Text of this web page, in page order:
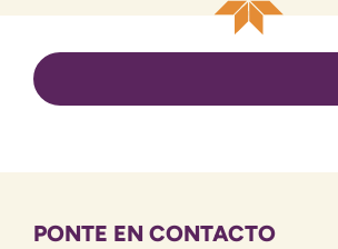
PONTE EN CONTACTO